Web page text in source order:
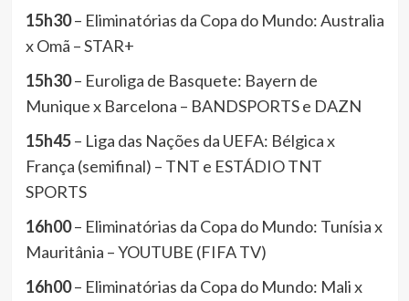
15h30– Eliminatórias da Copa do Mundo: Australia
x Omã – STAR+
15h30– Euroliga de Basquete: Bayern de
Munique x Barcelona – BANDSPORTS e DAZN
15h45– Liga das Nações da UEFA: Bélgica x
França (semifinal) – TNT e ESTÁDIO TNT
SPORTS
16h00– Eliminatórias da Copa do Mundo: Tunísia x
Mauritânia – YOUTUBE (FIFA TV)
16h00– Eliminatórias da Copa do Mundo: Mali x